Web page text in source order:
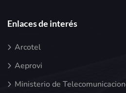
Enlaces de interés
Arcotel
Aeprovi
Ministerio de